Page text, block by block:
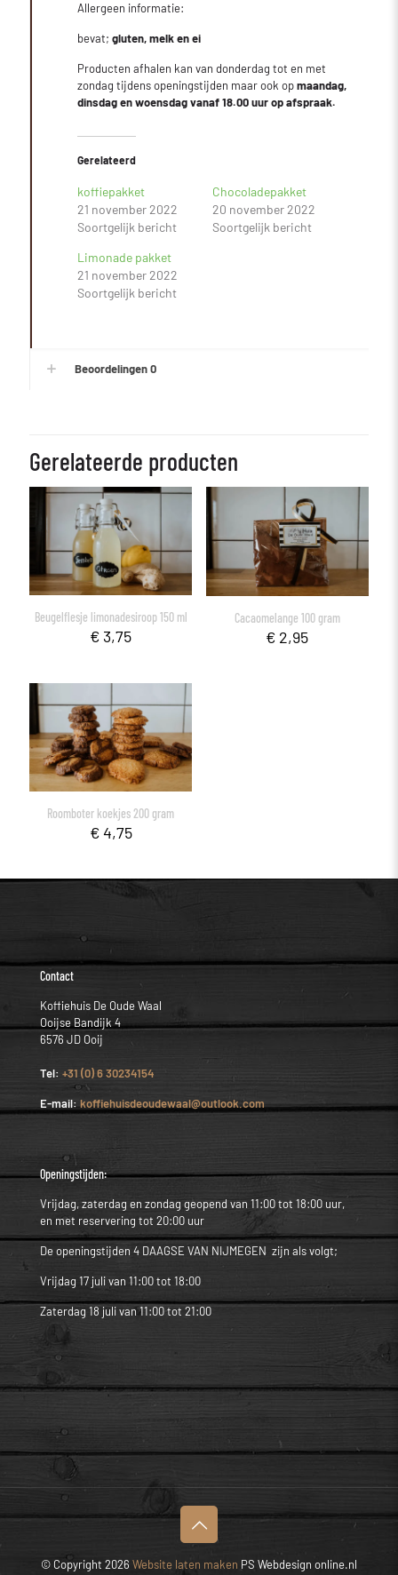
Allergeen informatie:
bevat;gluten, melk en ei
Producten afhalen kan van donderdag tot en met
zondag tijdens openingstijden maar ook opmaandag,
dinsdag en woensdag vanaf 18.00 uur op afspraak.
Gerelateerd
koffiepakket
21 november 2022
Soortgelijk bericht
Chocoladepakket
20 november 2022
Soortgelijk bericht
Limonade pakket
21 november 2022
Soortgelijk bericht
Beoordelingen0
Gerelateerde producten
Beugelflesje limonadesiroop 150 ml
€ 3,75
Cacaomelange 100 gram
€ 2,95
Roomboter koekjes 200 gram
€4,75
Contact
Koffiehuis De Oude Waal
Ooijse Bandijk 4
6576 JD Ooij
Tel: +31 (0) 6 30234154
E-mail: koffiehuisdeoudewaal@outlook.com
Openingstijden:
Vrijdag, zaterdag en zondag geopend van 11:00 tot 18:00 uur,
en met reservering tot 20:00 uur
De openingstijden 4 DAAGSE VAN NIJMEGEN zijn als volgt;
Vrijdag 17 juli van 11:00 tot 18:00
Zaterdag 18 juli van 11:00 tot 21:00
© Copyright 2026 Website laten maken PS Webdesign online.nl